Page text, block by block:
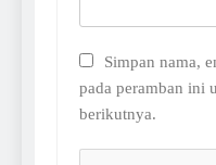
Simpan nama,
pada peramban ini
berikutnya.